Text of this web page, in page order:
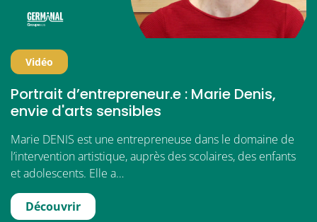
Vidéo
Portrait d’entrepreneur.e : Marie Denis,
envie d'arts sensibles
Marie DENIS est une entrepreneuse dans le domaine de
l’intervention artistique, auprès des scolaires, des enfants
et adolescents. Elle a…
Découvrir